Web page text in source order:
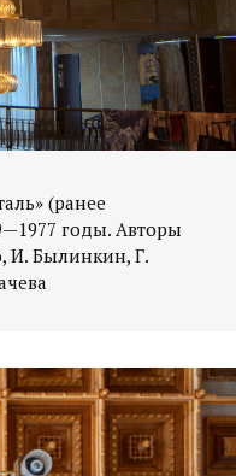
(ранее
годы. Авторы
И. Былинкин, Г.